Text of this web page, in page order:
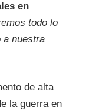
en
todo lo
a nuestra
de alta
la guerra en